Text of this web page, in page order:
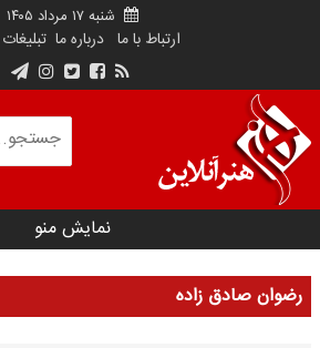
شنبه ۱۷ مرداد ۱۴۰۵
ارتباط با ما درباره ما تبلیغات
نمایش منو
رضوان صادق زاده